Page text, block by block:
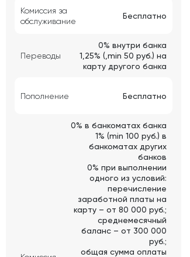
Комиссия за
обслуживание
Бесплатно
Переводы
0% внутри банка
1,25% (,min 50 руб.) на
карту другого банка
Пополнение Бесплатно
0% в банкоматах банка
1% (min 100 руб.) в
банкоматах других
банков
0% при выполнении
одного из условий:
перечисление
заработной платы на
карту – от 80 000 руб.;
среднемесячный
баланс – от 300 000
руб.;
общая сумма оплаты